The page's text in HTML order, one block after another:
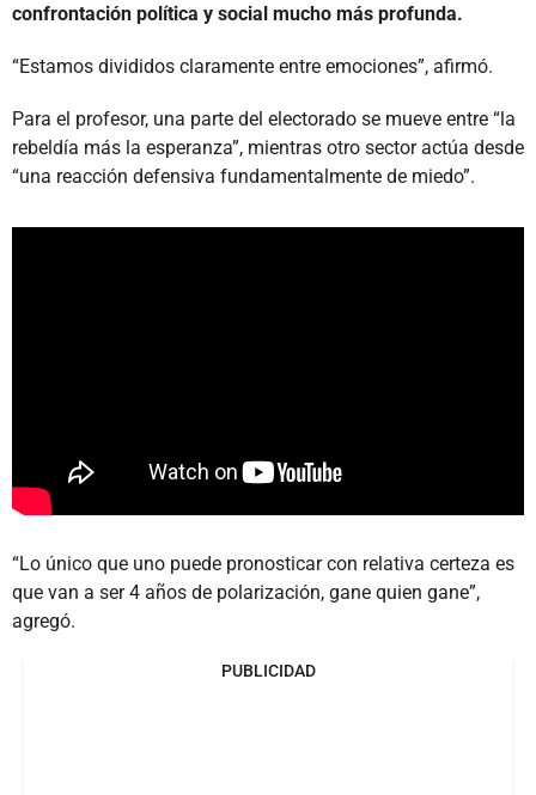
confrontación política y social mucho más profunda.
“Estamos divididos claramente entre emociones”, afirmó.
Para el profesor, una parte del electorado se mueve entre “la
rebeldía más la esperanza”, mientras otro sector actúa desde
“una reacción defensiva fundamentalmente de miedo”.
“Lo único que uno puede pronosticar con relativa certeza es
que van a ser 4 años de polarización, gane quien gane”,
agregó.
PUBLICIDAD